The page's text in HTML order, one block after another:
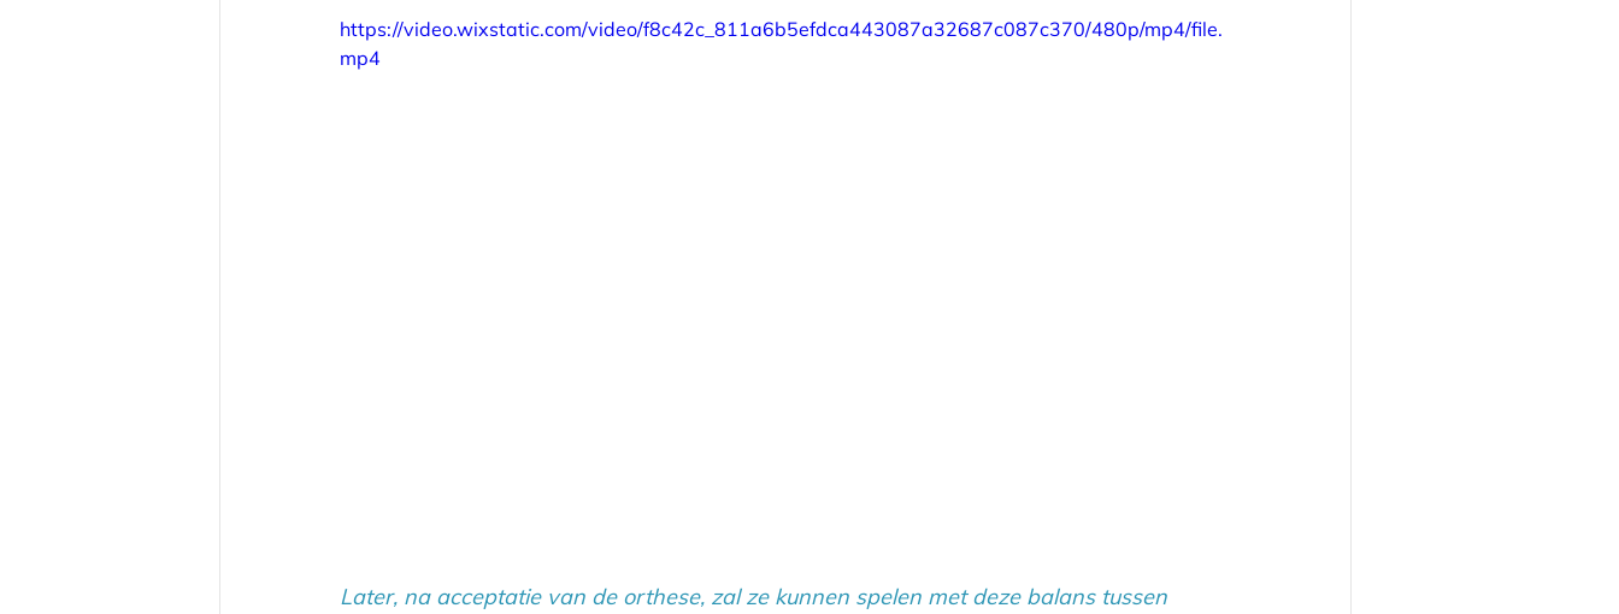
https://video.wixstatic.com/video/f8c42c_811a6b5efdca443087a32687c087c370/480p/mp4/file.
mp4
Later, na acceptatie van de orthese, zal ze kunnen spelen met deze balans tussen